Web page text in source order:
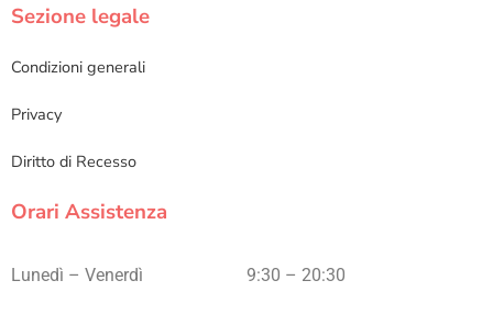
Sezione legale
Condizioni generali
Privacy
Diritto di Recesso
Orari Assistenza
Lunedì – Venerdì 9:30 – 20:30